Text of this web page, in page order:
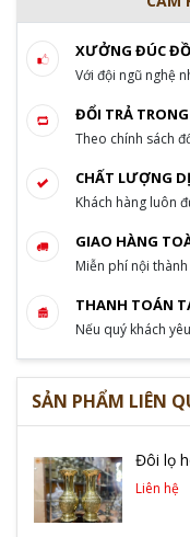
XƯỞNG ĐÚC
Với đội ngũ nghệ
ĐỔI TRẢ
Theo chính sách
CHẤT LƯỢNG
Khách hàng luôn
GIAO HÀNG
Miễn phí nội thành
THANH TOÁN
Nếu quý khách
SẢN PHẨM LIÊN
Đôi lọ
Liên hệ